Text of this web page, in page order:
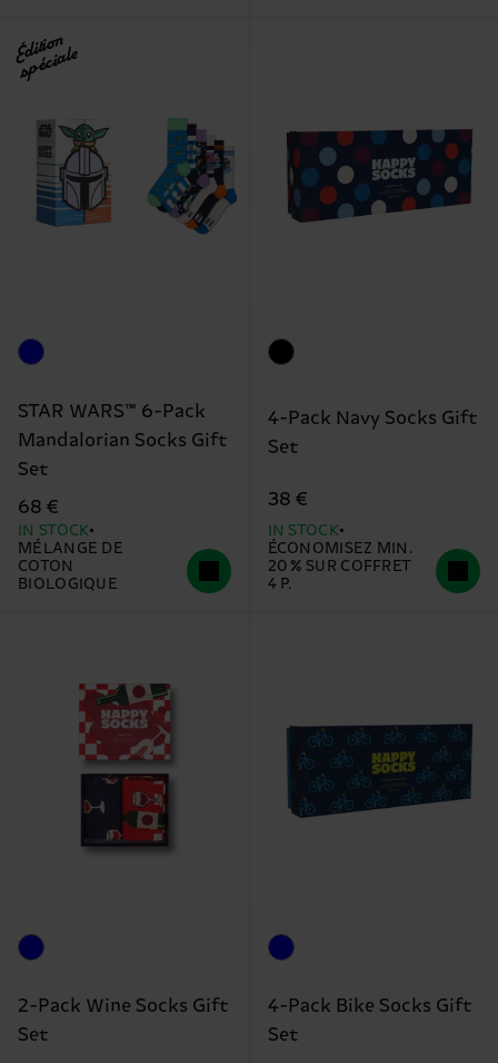
Édition
spéciale
STAR WARS™ 6-Pack
Mandalorian Socks Gift
Set
68 €
IN STOCK
MÉLANGE DE
COTON
BIOLOGIQUE
4-Pack Navy Socks Gift
Set
38 €
IN STOCK
ÉCONOMISEZ MIN.
20 % SUR COFFRET
4 P.
2-Pack Wine Socks Gift
Set
4-Pack Bike Socks Gift
Set